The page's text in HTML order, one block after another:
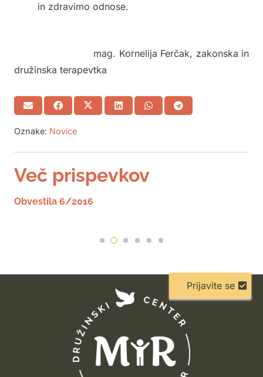
in zdravimo odnose.
mag. Kornelija Ferčak, zakonska in
družinska terapevtka
Oznake: Novice
Več prispevkov
Obvestila 6/2016
Prijavite se